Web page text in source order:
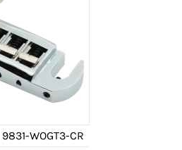
9831-WOGT3-CR